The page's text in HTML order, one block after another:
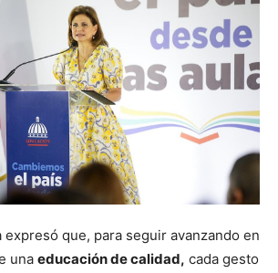
expresó que, para seguir avanzando en
una educación de calidad, cada gesto